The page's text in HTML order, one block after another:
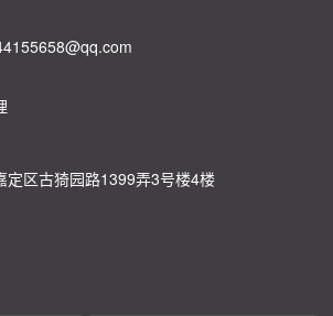
定区古猗园路1399弄3号楼4楼